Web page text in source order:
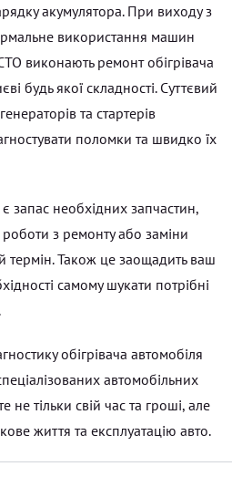
акумулятора. При виходу з
використання машин
виконають ремонт обігрівача
будь якої складності. Суттєвий
та стартерів
поломки та швидко їх
запас необхідних запчастин,
з ремонту або заміни
термін. Також це заощадить ваш
самому шукати потрібні
обігрівача автомобіля
автомобільних
не тільки свій час та гроші, але
життя та експлуатацію авто.